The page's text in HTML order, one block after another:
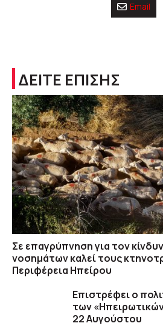
Email
ΔΕΙΤΕ ΕΠΙΣΗΣ
Σε επαγρύπνηση για τον
νοσημάτων καλεί τους
Περιφέρεια Ηπείρου
Επιστρέφει ο
των
22 Αυγούστου